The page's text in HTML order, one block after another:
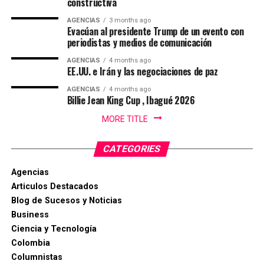
general, encontrarán en nosotros una disposición
sincera de concertación”, afirmó Cepeda, que le reiteró a
de la Espriella: “Hoy somos media Colombia contada en
las urnas. Somos una parte fundamental de la nación.
Somos una fuerza política, social y cultural presente en
cada rincón del país. Somos la fuerza serena del cambio
social y nadie podrá detenernos”.
De la Espriella toma nota del mensaje de Cepeda:
“Acabó la campaña”
El presidente electo de Colombia, Abelardo de la
Espriella, calificó de “positivo” el mensaje de
reconocimiento a su victoria en las urnas hecho por el
senador Iván Cepeda, aseguró que “tomó nota” de su
mensaje, sostuvo que la campaña terminó y que era hora
de “unir esfuerzos”.
AGENCIAS 3 months ago
Evacúan al presidente Trump de un evento con
periodistas y medios de comunicación
AGENCIAS 4 months ago
EE.UU. e Irán y las negociaciones de paz
AGENCIAS 4 months ago
Billie Jean King Cup , Ibagué 2026
MORE TITLE
CATEGORIES
Agencias
Articulos Destacados
Blog de Sucesos y Noticias
Business
Ciencia y Tecnología
Colombia
Columnistas